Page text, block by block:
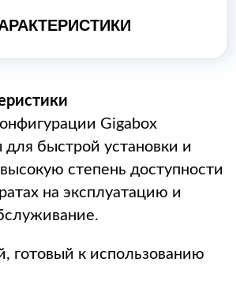
Gigabox
для быстрой установки и
степень доступности
на эксплуатацию и
готовый к использованию